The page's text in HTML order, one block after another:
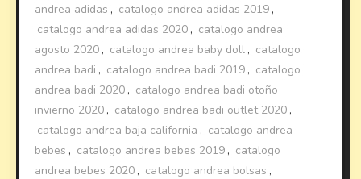
andrea adidas , catalogo andrea adidas 2019 ,
catalogo andrea adidas 2020 , catalogo andrea
agosto 2020 , catalogo andrea baby doll , catalogo
andrea badi , catalogo andrea badi 2019 , catalogo
andrea badi 2020 , catalogo andrea badi otoño
invierno 2020 , catalogo andrea badi outlet 2020 ,
catalogo andrea baja california , catalogo andrea
bebes , catalogo andrea bebes 2019 , catalogo
andrea bebes 2020 , catalogo andrea bolsas ,